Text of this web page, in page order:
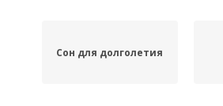
Сон для долголетия